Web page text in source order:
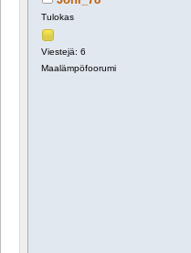
Tulokas
Viestejä: 6
Maalämpöfoorumi